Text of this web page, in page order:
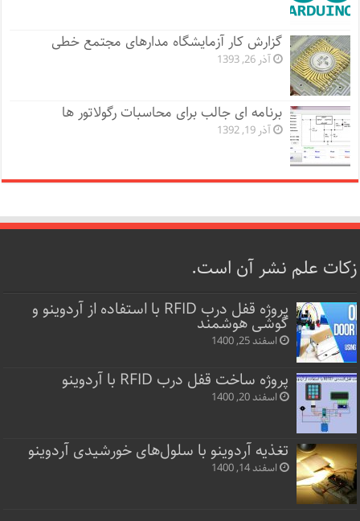
گزارش کار آزمایشگاه مدارهای مجتمع خطی
آذر 26, 1393
برنامه ای جالب برای محاسبات رگولاتور ها
آذر 19, 1392
زکات علم نشر آن است.
پروژه قفل‌ درب RFID با استفاده از آردوینو و
گوشی هوشمند
اسفند 25, 1400
پروژه ساخت قفل‌ درب RFID با آردوینو
اسفند 20, 1400
تغذیه آردوینو با سلول‌های خورشیدی آردوینو
اسفند 14, 1400